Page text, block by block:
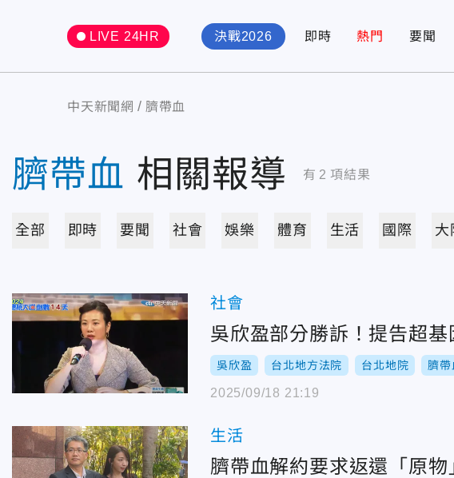
LIVE 24HR 決戰2026 即時 熱門 要聞
中天新聞網 臍帶血
臍帶血 相關報導 有 2 項結果
全部 即時 要聞 社會 娛樂 體育 生活 國際 大
社會
吳欣盈部分勝訴！提告超
吳欣盈 台北地方法院 台北地院 臍帶
2025/09/18 21:19
生活
臍帶血解約要求返還「原